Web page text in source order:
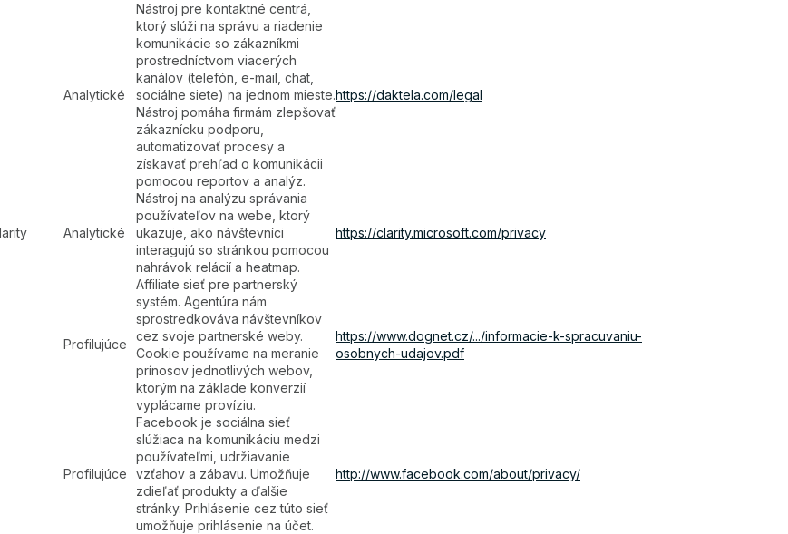
Analytické
Nástroj pre kontaktné centrá,
ktorý slúži na správu a riadenie
komunikácie so zákazníkmi
prostredníctvom viacerých
kanálov (telefón, e-mail, chat,
sociálne siete) na jednom mieste.
Nástroj pomáha firmám zlepšovať
zákaznícku podporu,
automatizovať procesy a
získavať prehľad o komunikácii
pomocou reportov a analýz.
https://daktela.com/legal
Analytické
Nástroj na analýzu správania
používateľov na webe, ktorý
ukazuje, ako návštevníci
interagujú so stránkou pomocou
nahrávok relácií a heatmap.
https://clarity.microsoft.com/privacy
Profilujúce
Affiliate sieť pre partnerský
systém. Agentúra nám
sprostredkováva návštevníkov
cez svoje partnerské weby.
Cookie používame na meranie
prínosov jednotlivých webov,
ktorým na základe konverzií
vyplácame províziu.
https://www.dognet.cz/.../informacie-k-spracuvaniu-
osobnych-udajov.pdf
Profilujúce
Facebook je sociálna sieť
slúžiaca na komunikáciu medzi
používateľmi, udržiavanie
vzťahov a zábavu. Umožňuje
zdieľať produkty a ďalšie
stránky. Prihlásenie cez túto sieť
umožňuje prihlásenie na účet.
http://www.facebook.com/about/privacy/